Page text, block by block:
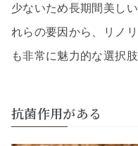
少ないため長期間美し
れらの要因から、リノ
も非常に魅力的な選択
抗菌作用がある